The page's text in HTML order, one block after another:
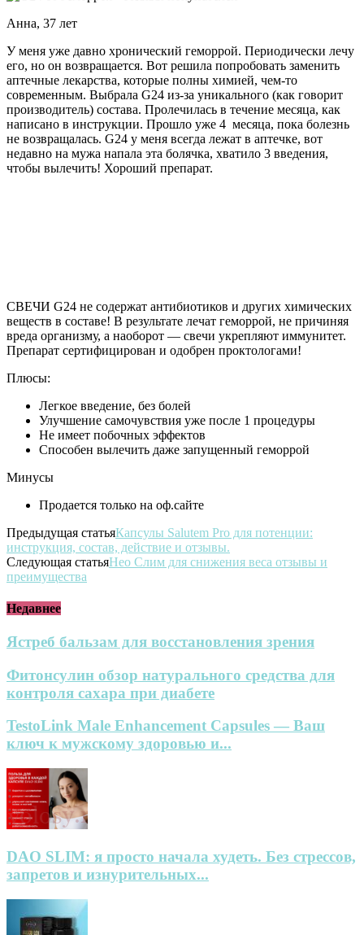
Анна, 37 лет
У меня уже давно хронический геморрой. Периодически лечу
его, но он возвращается. Вот решила попробовать заменить
аптечные лекарства, которые полны химией, чем-то
современным. Выбрала G24 из-за уникального (как говорит
производитель) состава. Пролечилась в течение месяца, как
написано в инструкции. Прошло уже 4 месяца, пока болезнь
не возвращалась. G24 у меня всегда лежат в аптечке, вот
недавно на мужа напала эта болячка, хватило 3 введения,
чтобы вылечить! Хороший препарат.
СВЕЧИ G24 не содержат антибиотиков и других химических
веществ в составе! В результате лечат геморрой, не причиняя
вреда организму, а наоборот — свечи укрепляют иммунитет.
Препарат сертифицирован и одобрен проктологами!
Плюсы:
Легкое введение, без болей
Улучшение самочувствия уже после 1 процедуры
Не имеет побочных эффектов
Способен вылечить даже запущенный геморрой
Минусы
Продается только на оф.сайте
Предыдущая статьяКапсулы Sаlutem Prо для потенции:
инструкция, состав, действие и отзывы.
Следующая статьяНео Слим для снижения веса отзывы и
преимущества
Недавнее
Ястреб бальзам для восстановления зрения
Фитонсулин обзор натурального средства для
контроля сахара при диабете
TestoLink Male Enhancement Capsules — Ваш
ключ к мужскому здоровью и...
DAO SLIM: я просто начала худеть. Без стрессов,
запретов и изнурительных...